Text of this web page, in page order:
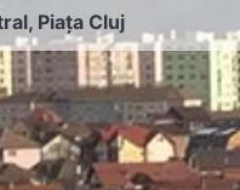
, Piața Cluj